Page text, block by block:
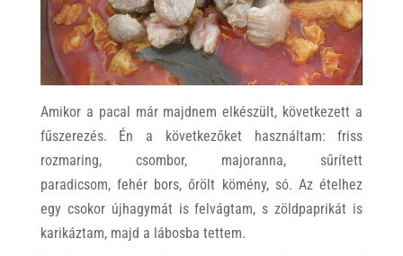
Amikor a pacal már majdnem elkészült, következett a
fűszerezés. Én a következőket használtam: friss
rozmaring, csombor, majoranna, sűrített
paradicsom, fehér bors, őrölt kömény, só. Az ételhez
egy csokor újhagymát is felvágtam, s zöldpaprikát is
karikáztam, majd a lábosba tettem.